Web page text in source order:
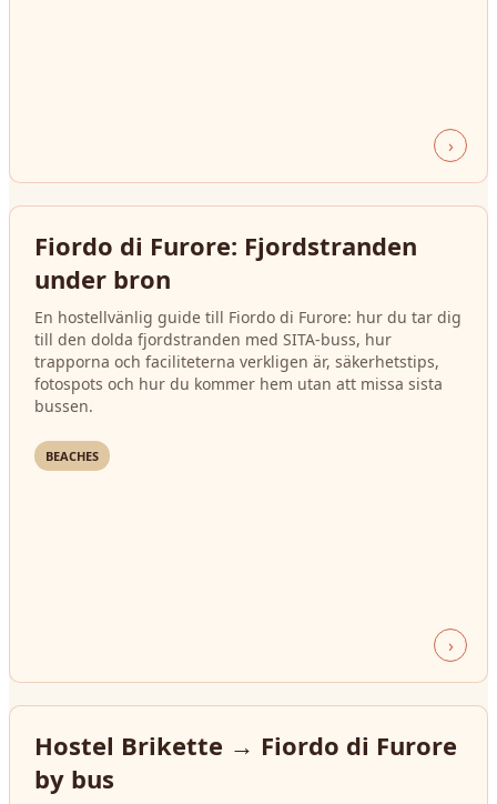
›
Fiordo di Furore: Fjordstranden
under bron
En hostellvänlig guide till Fiordo di Furore: hur du tar dig
till den dolda fjordstranden med SITA-buss, hur
trapporna och faciliteterna verkligen är, säkerhetstips,
fotospots och hur du kommer hem utan att missa sista
bussen.
BEACHES
›
Hostel Brikette → Fiordo di Furore
by bus